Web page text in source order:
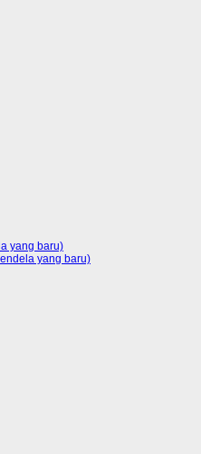
yang baru)
yang baru)